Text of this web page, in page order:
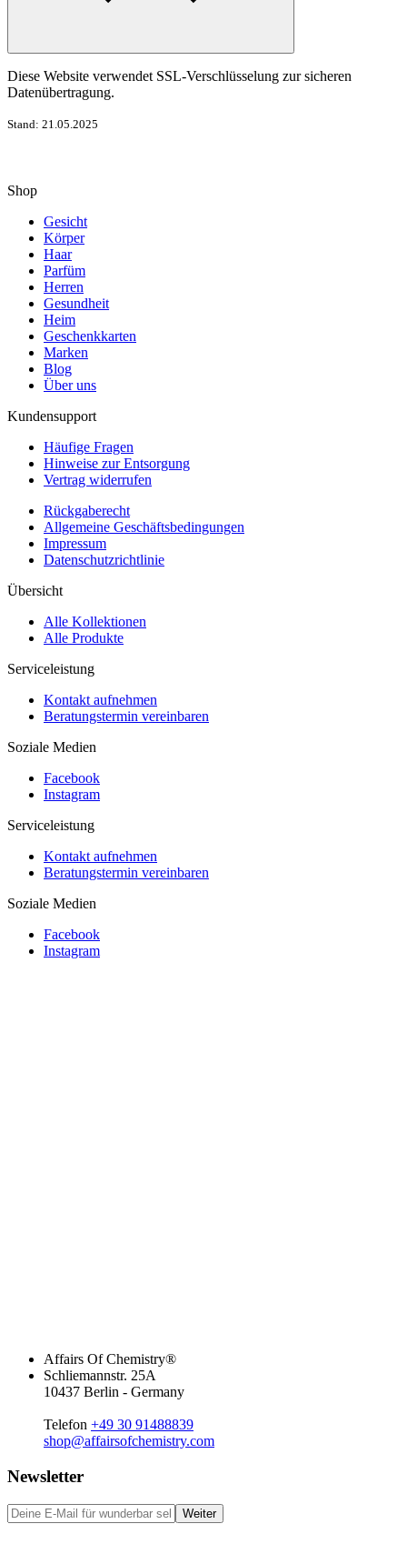
Diese Website verwendet SSL-Verschlüsselung zur sicheren
Datenübertragung.
Stand: 21.05.2025
Shop
Gesicht
Körper
Haar
Parfüm
Herren
Gesundheit
Heim
Geschenkkarten
Marken
Blog
Über uns
Kundensupport
Häufige Fragen
Hinweise zur Entsorgung
Vertrag widerrufen
Rückgaberecht
Allgemeine Geschäftsbedingungen
Impressum
Datenschutzrichtlinie
Übersicht
Alle Kollektionen
Alle Produkte
Serviceleistung
Kontakt aufnehmen
Beratungstermin vereinbaren
Soziale Medien
Facebook
Instagram
Serviceleistung
Kontakt aufnehmen
Beratungstermin vereinbaren
Soziale Medien
Facebook
Instagram
Affairs Of Chemistry®
Schliemannstr. 25A
10437 Berlin - Germany
Telefon +49 30 91488839
shop@affairsofchemistry.com
Newsletter
Weiter